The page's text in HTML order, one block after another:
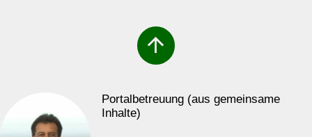
arrow_upward
Portalbetreuung (aus gemeinsame
Inhalte)